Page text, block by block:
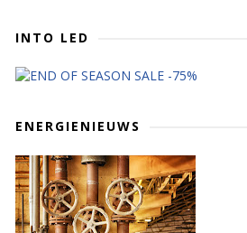
INTO LED
ENERGIENIEUWS